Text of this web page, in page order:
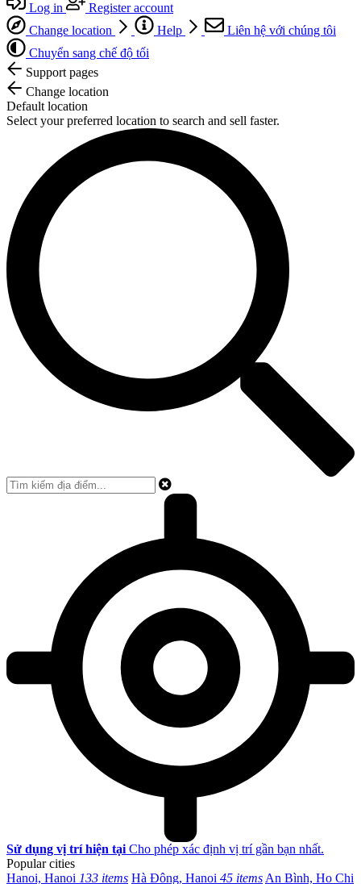
Log in
Register account
Change location
Help
Liên hệ với chúng tôi
Chuyển sang chế độ tối
Support pages
Change location
Default location
Select your preferred location to search and sell faster.
Sử dụng vị trí hiện tại Cho phép xác định vị trí gần bạn nhất.
Popular cities
Hanoi, Hanoi 133 items Hà Đông, Hanoi 45 items An Bình, Ho Chi